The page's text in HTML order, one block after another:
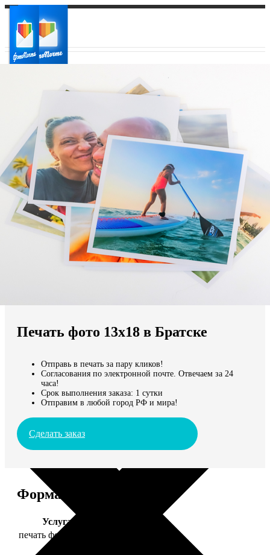
Ваш регион доставки
Выберите из списка:
Мы доставляем по всему миру
Продолжить без города
Печать фото 13х18 в Братске
Отправь в печать за пару кликов!
Согласования по электронной почте. Отвечаем за 24
часа!
Срок выполнения заказа: 1 сутки
Отправим в любой город РФ и мира!
Сделать заказ
Форматы и цены
Услуга
печать фото 13х18